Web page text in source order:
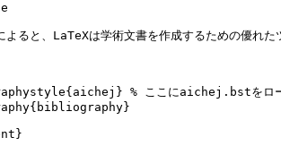
よると、LaTeXは学術文書を作成するための優れ
{aichej} % ここにaichej.bstをロ
{bibliography}
}